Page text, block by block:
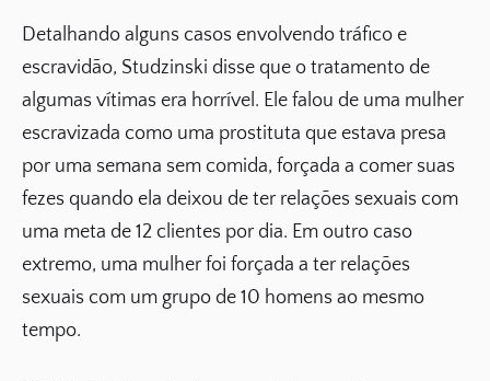
Detalhando alguns casos envolvendo tráfico e
escravidão, Studzinski disse que o tratamento de
algumas vítimas era horrível. Ele falou de uma mulher
escravizada como uma prostituta que estava presa
por uma semana sem comida, forçada a comer suas
fezes quando ela deixou de ter relações sexuais com
uma meta de 12 clientes por dia. Em outro caso
extremo, uma mulher foi forçada a ter relações
sexuais com um grupo de 10 homens ao mesmo
tempo.